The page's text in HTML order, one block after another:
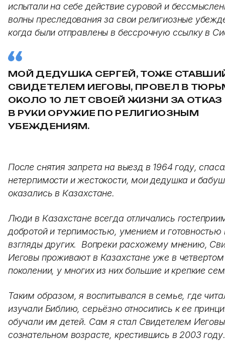
испытали на себе действие суровой и
волны преследования за свои религиозные
когда были отправлены в бессрочную ссылку в
МОЙ ДЕДУШКА СЕРГЕЙ, ТОЖЕ
СВИДЕТЕЛЕМ ИЕГОВЫ, ПРОВЕЛ В
ОКОЛО 10 ЛЕТ СВОЕЙ ЖИЗНИ ЗА ОТКАЗ
В РУКИ ОРУЖИЕ ПО РЕЛИГИОЗНЫМ
УБЕЖДЕНИЯМ.
После снятия запрета на выезд в 1964 году,
нетерпимости и жестокости, мои дедушка и
оказались в Казахстане.
Люди в Казахстане всегда отличались
добротой и терпимостью, умением и готовностью
взгляды других. Вопреки расхожему мнению,
Иеговы проживают в Казахстане уже в четвертом
поколении, у многих из них большие и крепкие
Таким образом, я воспитывался в семье, где
изучали Библию, серьёзно относились к ее
обучали им детей. Сам я стал Свидетелем
сознательном возрасте, крестившись в 2003